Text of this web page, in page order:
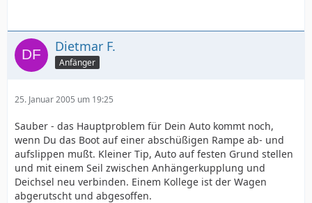
Dietmar F.
Anfänger
25. Januar 2005 um 19:25
Sauber - das Hauptproblem für Dein Auto kommt noch,
wenn Du das Boot auf einer abschüßigen Rampe ab- und
aufslippen mußt. Kleiner Tip, Auto auf festen Grund stellen
und mit einem Seil zwischen Anhängerkupplung und
Deichsel neu verbinden. Einem Kollege ist der Wagen
abgerutscht und abgesoffen.